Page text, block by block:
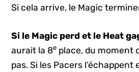
Si cela arrive, le Magic
Si le Magic perd et le Heat
aurait la 8e place, du moment
pas. Si les Pacers l’échappent